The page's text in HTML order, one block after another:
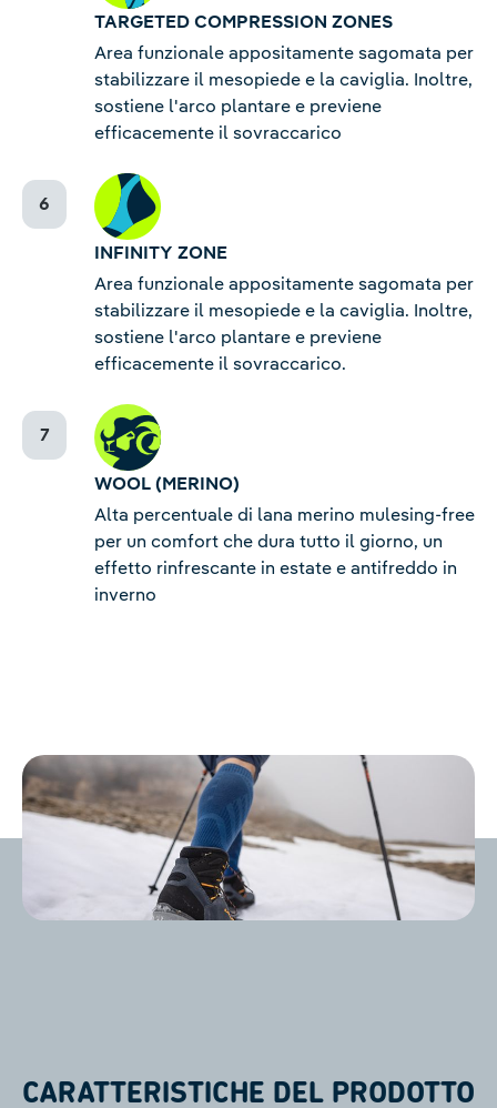
TARGETED COMPRESSION ZONES
Area funzionale appositamente sagomata per
stabilizzare il mesopiede e la caviglia. Inoltre,
sostiene l'arco plantare e previene
efficacemente il sovraccarico
INFINITY ZONE
Area funzionale appositamente sagomata per
stabilizzare il mesopiede e la caviglia. Inoltre,
sostiene l'arco plantare e previene
efficacemente il sovraccarico.
WOOL (MERINO)
Alta percentuale di lana merino mulesing-free
per un comfort che dura tutto il giorno, un
effetto rinfrescante in estate e antifreddo in
inverno
CARATTERISTICHE DEL PRODOTTO